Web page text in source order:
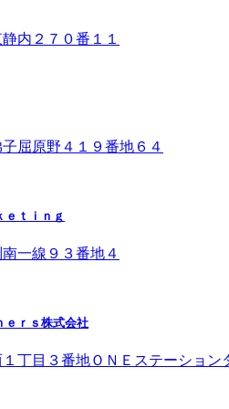
内２７０番１１
屈原野４１９番地６４
ｔｉｎｇ
一線９３番地４
ｒｓ株式会社
丁目３番地ＯＮＥステーション